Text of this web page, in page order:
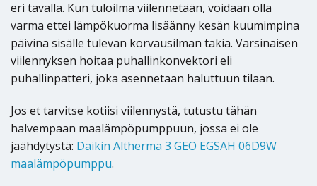
eri tavalla. Kun tuloilma viilennetään, voidaan olla
varma ettei lämpökuorma lisäänny kesän kuumimpina
päivinä sisälle tulevan korvausilman takia. Varsinaisen
viilennyksen hoitaa puhallinkonvektori eli
puhallinpatteri, joka asennetaan haluttuun tilaan.
Jos et tarvitse kotiisi viilennystä, tutustu tähän
halvempaan maalämpöpumppuun, jossa ei ole
jäähdytystä: Daikin Altherma 3 GEO EGSAH 06D9W
maalämpöpumppu.